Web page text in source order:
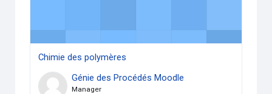
Chimie des polymères
Génie des Procédés Moodle
Manager